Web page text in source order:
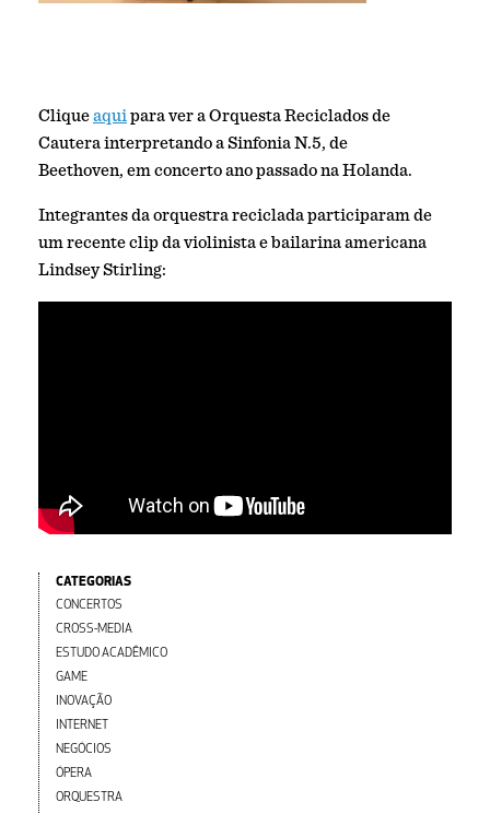
Cliqueaqui para ver a Orquesta Reciclados de
Cautera interpretando a Sinfonia N.5, de
Beethoven, em concerto ano passado na Holanda.
Integrantes da orquestra reciclada participaram de
um recente clip da violinista e bailarina americana
Lindsey Stirling:
CATEGORIAS
CONCERTOS
CROSS-MEDIA
ESTUDO ACADÊMICO
GAME
INOVAÇÃO
INTERNET
NEGÓCIOS
ÓPERA
ORQUESTRA